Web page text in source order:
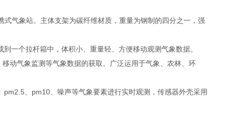
气象站。主体支架为碳纤维材质，重量为钢制的四分之一，强
一个拉杆箱中，体积小、重量轻、方便移动观测气象数据。
动气象监测等气象数据的获取。广泛运用于气象、农林、环
、pm10、噪声等气象要素进行实时观测，传感器外壳采用